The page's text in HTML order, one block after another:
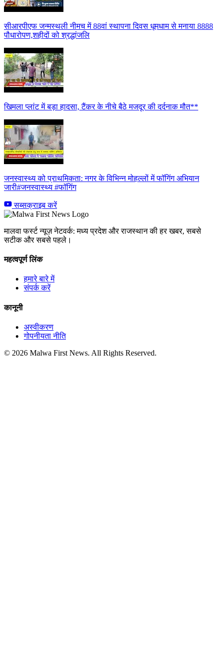
सीआरपीएफ जन्मस्थली नीमच में 88वां स्थापना दिवस धूमधाम से मनाया 8888
पौधारोपण,शहीदों को श्रद्धांजलि
खिमला प्लांट में बड़ा हादसा, टैंकर के नीचे बैठे मजदूर की दर्दनाक मौत**
जनस्वास्थ्य को प्राथमिकता: नगर के विभिन्न मोहल्लों में फॉगिंग अभियान
जारी#जनस्वास्थ्य #फॉगिंग
सब्सक्राइब करें
मालवा फर्स्ट न्यूज़ नेटवर्क: मध्य प्रदेश और राजस्थान की हर खबर, सबसे
सटीक और सबसे पहले।
महत्वपूर्ण लिंक
हमारे बारे में
संपर्क करें
कानूनी
अस्वीकरण
गोपनीयता नीति
© 2026 Malwa First News. All Rights Reserved.